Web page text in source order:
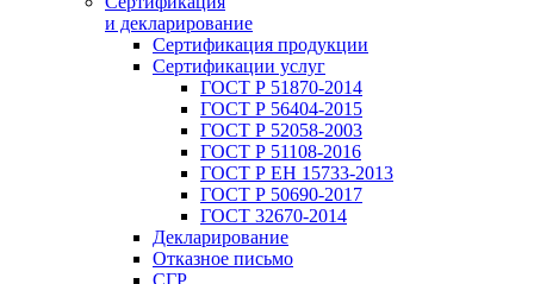
и декларирование
Сертификация продукции
Сертификации услуг
ГОСТ Р 51870-2014
ГОСТ Р 56404-2015
ГОСТ Р 52058-2003
ГОСТ Р 51108-2016
ГОСТ Р ЕН 15733-2013
ГОСТ Р 50690-2017
ГОСТ 32670-2014
Декларирование
Отказное письмо
СГР